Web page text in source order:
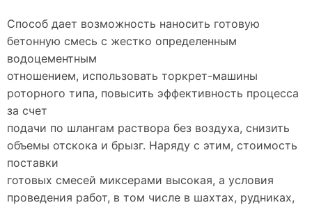
Способ дает возможность наносить готовую
бетонную смесь с жестко определенным
водоцементным
отношением, использовать торкрет-машины
роторного типа, повысить эффективность процесса
за счет
подачи по шлангам раствора без воздуха, снизить
объемы отскока и брызг. Наряду с этим, стоимость
поставки
готовых смесей миксерами высокая, а условия
проведения работ, в том числе в шахтах, рудниках,